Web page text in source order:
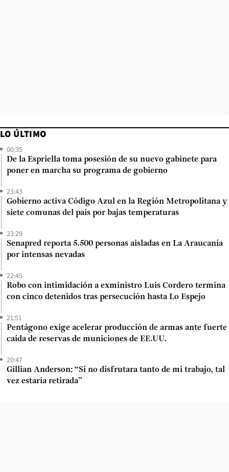
LO ÚLTIMO
00:35
De la Espriella toma posesión de su nuevo gabinete para
poner en marcha su programa de gobierno
23:43
Gobierno activa Código Azul en la Región Metropolitana y
siete comunas del país por bajas temperaturas
23:29
Senapred reporta 5.500 personas aisladas en La Araucanía
por intensas nevadas
22:45
Robo con intimidación a exministro Luis Cordero termina
con cinco detenidos tras persecución hasta Lo Espejo
21:51
Pentágono exige acelerar producción de armas ante fuerte
caída de reservas de municiones de EE.UU.
20:47
Gillian Anderson: “Si no disfrutara tanto de mi trabajo, tal
vez estaría retirada”